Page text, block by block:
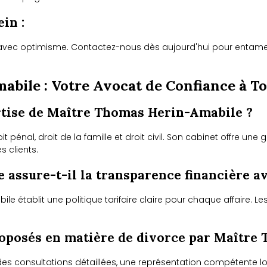
:
optimisme. Contactez-nous dès aujourd'hui pour
: Votre Avocat de Confiance à
de Maître Thomas Herin-Amabile ?
pénal, droit de la famille et droit civil. Son cabinet offre
clients.
assure-t-il la transparence financière
établit une politique tarifaire claire pour chaque affaire.
en matière de divorce par Maître
consultations détaillées, une représentation compétente